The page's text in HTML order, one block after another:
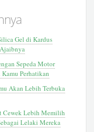
Gel di Kardus
Sepeda Motor
Perhatikan
Akan Lebih Terbuka
Cewek Lebih Memilih
Lelaki Mereka